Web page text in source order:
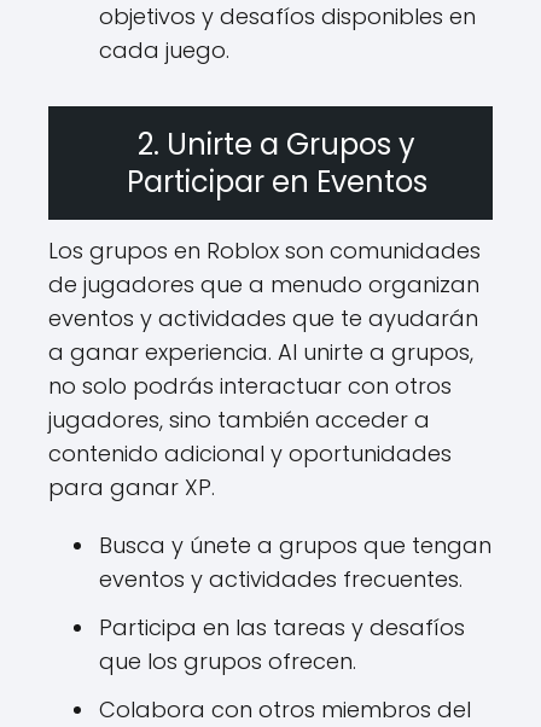
objetivos y desafíos disponibles en
cada juego.
2. Unirte a Grupos y
Participar en Eventos
Los grupos en Roblox son comunidades
de jugadores que a menudo organizan
eventos y actividades que te ayudarán
a ganar experiencia. Al unirte a grupos,
no solo podrás interactuar con otros
jugadores, sino también acceder a
contenido adicional y oportunidades
para ganar XP.
Busca y únete a grupos que tengan
eventos y actividades frecuentes.
Participa en las tareas y desafíos
que los grupos ofrecen.
Colabora con otros miembros del